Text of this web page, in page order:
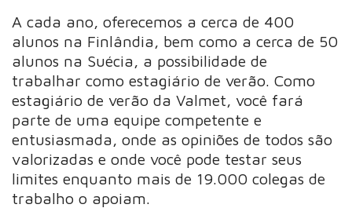
A cada ano, oferecemos a cerca de 400
alunos na Finlândia, bem como a cerca de 50
alunos na Suécia, a possibilidade de
trabalhar como estagiário de verão. Como
estagiário de verão da Valmet, você fará
parte de uma equipe competente e
entusiasmada, onde as opiniões de todos são
valorizadas e onde você pode testar seus
limites enquanto mais de 19.000 colegas de
trabalho o apoiam.